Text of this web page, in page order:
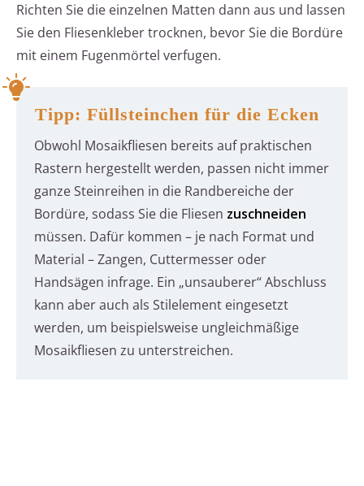
Richten Sie die einzelnen Matten dann aus und lassen
Sie den Fliesenkleber trocknen, bevor Sie die Bordüre
mit einem Fugenmörtel verfugen.
Tipp: Füllsteinchen für die Ecken
Obwohl Mosaikfliesen bereits auf praktischen
Rastern hergestellt werden, passen nicht immer
ganze Steinreihen in die Randbereiche der
Bordüre, sodass Sie die Fliesen zuschneiden
müssen. Dafür kommen – je nach Format und
Material – Zangen, Cuttermesser oder
Handsägen infrage. Ein „unsauberer“ Abschluss
kann aber auch als Stilelement eingesetzt
werden, um beispielsweise ungleichmäßige
Mosaikfliesen zu unterstreichen.